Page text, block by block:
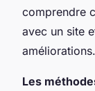
comprendre
avec un site
améliorations.
Les